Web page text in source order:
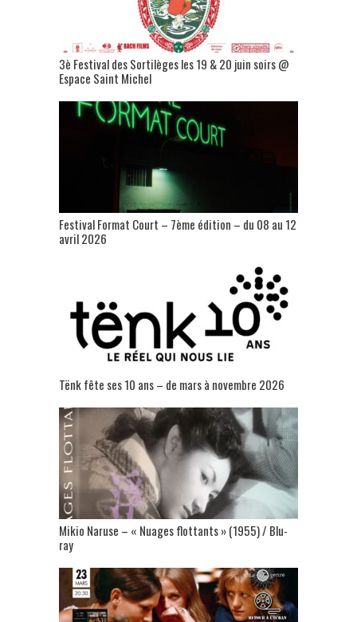
3è Festival des Sortilèges les 19 & 20 juin soirs @
Espace Saint Michel
Festival Format Court – 7ème édition – du 08 au 12
avril 2026
Tënk fête ses 10 ans – de mars à novembre 2026
Mikio Naruse – « Nuages flottants » (1955) / Blu-
ray